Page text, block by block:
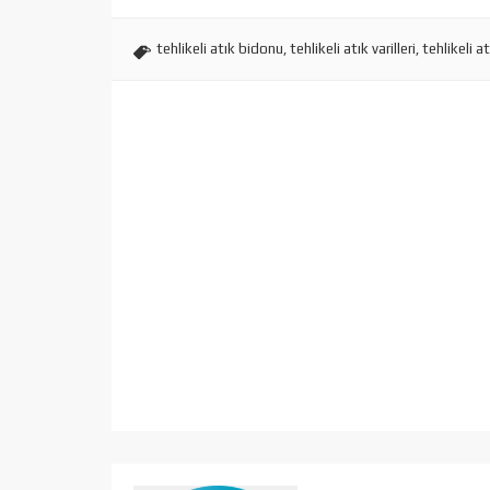
tehlikeli atık bidonu, tehlikeli atık varilleri, tehlikeli